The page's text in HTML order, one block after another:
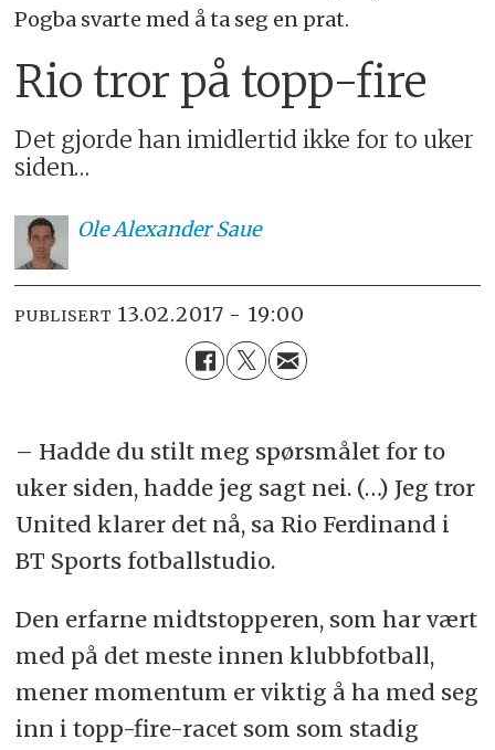
Pogba svarte med å ta seg en prat.
Rio tror på topp-fire
Det gjorde han imidlertid ikke for to uker
siden…
OleAlexander Saue
PUBLISERT 13.02.2017 - 19:00
– Hadde du stilt meg spørsmålet for to
uker siden, hadde jeg sagt nei. (…) Jeg tror
United klarer det nå, sa Rio Ferdinand i
BT Sports fotballstudio.
Den erfarne midtstopperen, som har vært
med på det meste innen klubbfotball,
mener momentum er viktig å ha med seg
inn i topp-fire-racet som som stadig